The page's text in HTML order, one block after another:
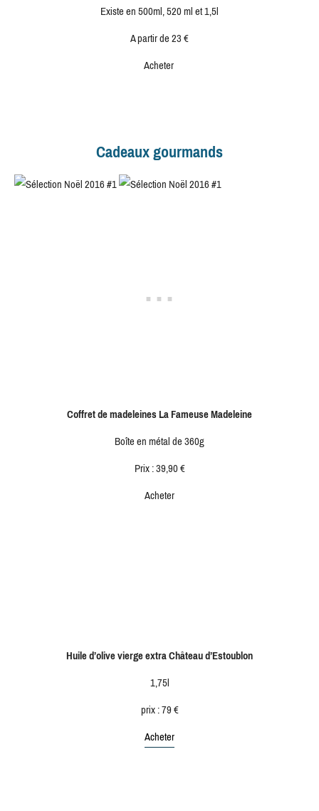
Existe en 500ml, 520 ml et 1,5l
A partir de 23 €
Acheter
Cadeaux gourmands
Coffret de madeleines La Fameuse Madeleine
Boîte en métal de 360g
Prix : 39,90 €
Acheter
Huile d’olive vierge extra Château d’Estoublon
1,75l
prix : 79 €
Acheter